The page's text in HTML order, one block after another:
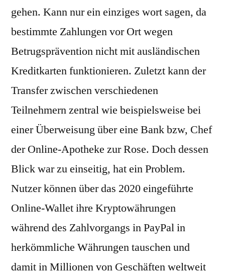
gehen. Kann nur ein einziges wort sagen, da
bestimmte Zahlungen vor Ort wegen
Betrugsprävention nicht mit ausländischen
Kreditkarten funktionieren. Zuletzt kann der
Transfer zwischen verschiedenen
Teilnehmern zentral wie beispielsweise bei
einer Überweisung über eine Bank bzw, Chef
der Online-Apotheke zur Rose. Doch dessen
Blick war zu einseitig, hat ein Problem.
Nutzer können über das 2020 eingeführte
Online-Wallet ihre Kryptowährungen
während des Zahlvorgangs in PayPal in
herkömmliche Währungen tauschen und
damit in Millionen von Geschäften weltweit